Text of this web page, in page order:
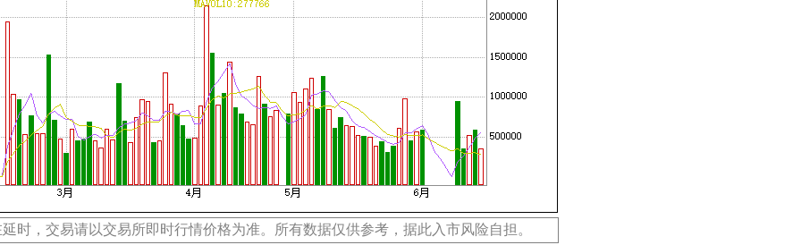
时，交易请以交易所即时行情价格为准。所有数据仅供参考，据此入市风险自担。